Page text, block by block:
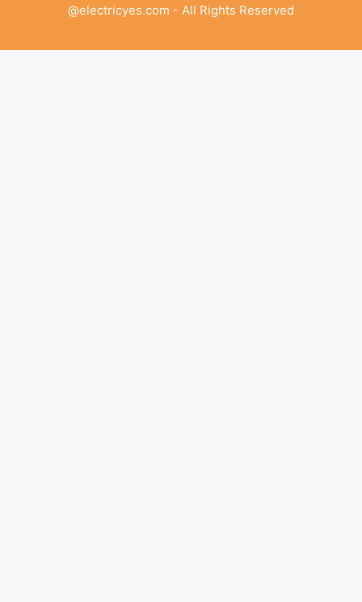
@electricyes.com - All Rights Reserved